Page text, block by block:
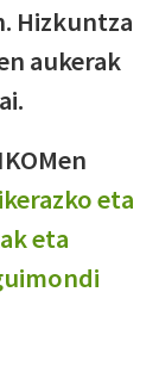
Hizkuntza
aukerak
eta
eta